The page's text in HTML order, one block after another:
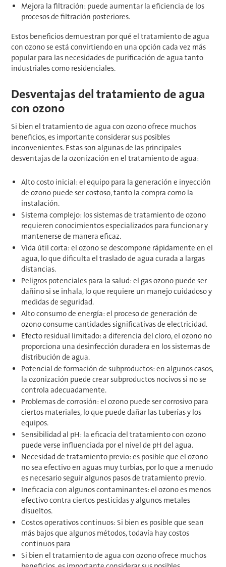
Mejora la filtración: puede aumentar la eficiencia de los
procesos de filtración posteriores.
Estos beneficios demuestran por qué el tratamiento de agua
con ozono se está convirtiendo en una opción cada vez más
popular para las necesidades de purificación de agua tanto
industriales como residenciales.
Desventajas del tratamiento de agua
con ozono
Si bien el tratamiento de agua con ozono ofrece muchos
beneficios, es importante considerar sus posibles
inconvenientes. Estas son algunas de las principales
desventajas de la ozonización en el tratamiento de agua:
Alto costo inicial: el equipo para la generación e inyección
de ozono puede ser costoso, tanto la compra como la
instalación.
Sistema complejo: los sistemas de tratamiento de ozono
requieren conocimientos especializados para funcionar y
mantenerse de manera eficaz.
Vida útil corta: el ozono se descompone rápidamente en el
agua, lo que dificulta el traslado de agua curada a largas
distancias.
Peligros potenciales para la salud: el gas ozono puede ser
dañino si se inhala, lo que requiere un manejo cuidadoso y
medidas de seguridad.
Alto consumo de energía: el proceso de generación de
ozono consume cantidades significativas de electricidad.
Efecto residual limitado: a diferencia del cloro, el ozono no
proporciona una desinfección duradera en los sistemas de
distribución de agua.
Potencial de formación de subproductos: en algunos casos,
la ozonización puede crear subproductos nocivos si no se
controla adecuadamente.
Problemas de corrosión: el ozono puede ser corrosivo para
ciertos materiales, lo que puede dañar las tuberías y los
equipos.
Sensibilidad al pH: la eficacia del tratamiento con ozono
puede verse influenciada por el nivel de pH del agua.
Necesidad de tratamiento previo: es posible que el ozono
no sea efectivo en aguas muy turbias, por lo que a menudo
es necesario seguir algunos pasos de tratamiento previo.
Ineficacia con algunos contaminantes: el ozono es menos
efectivo contra ciertos pesticidas y algunos metales
disueltos.
Costos operativos continuos: Si bien es posible que sean
más bajos que algunos métodos, todavía hay costos
continuos para
Si bien el tratamiento de agua con ozono ofrece muchos